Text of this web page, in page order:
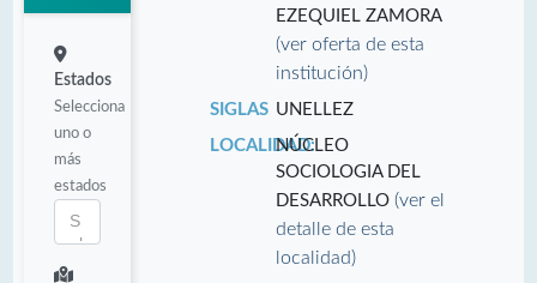
Estados
Selecciona
uno o
más
estados
EZEQUIEL ZAMORA
(ver oferta de esta
institución)
SIGLAS UNELLEZ
LOCALIDAD:NÚCLEO
SOCIOLOGIA DEL
DESARROLLO(ver el
detalle de esta
localidad)